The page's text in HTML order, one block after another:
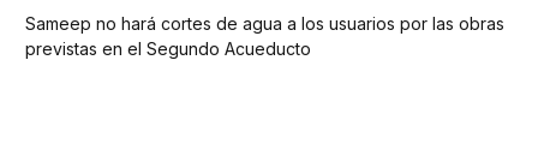
Sameep no hará cortes de agua a los usuarios por las obras
previstas en el Segundo Acueducto